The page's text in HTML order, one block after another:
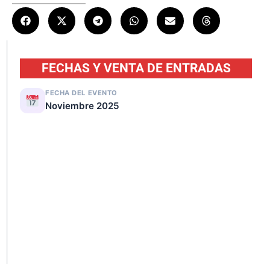
FECHAS Y VENTA DE ENTRADAS
FECHA DEL EVENTO
Noviembre 2025